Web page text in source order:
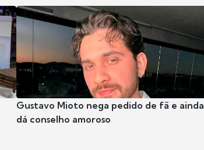
Gustavo Mioto nega pedido de fã e ainda
dá conselho amoroso